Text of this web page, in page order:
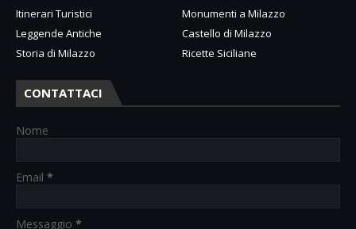
Itinerari Turistici
Monumenti a Milazzo
Leggende Antiche
Castello di Milazzo
Storia di Milazzo
Ricette Siciliane
CONTATTACI
Nome
Email *
Messaggio *